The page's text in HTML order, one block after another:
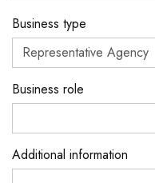
Business type
Business role
Additional information